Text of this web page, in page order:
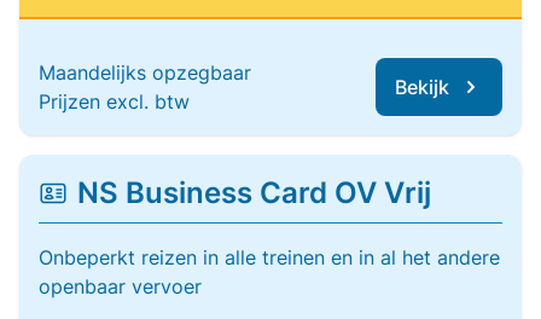
Maandelijks opzegbaar
Prijzen excl. btw
Bekijk
NS Business Card OV Vrij
Onbeperkt reizen in alle treinen en in al het andere
openbaar vervoer